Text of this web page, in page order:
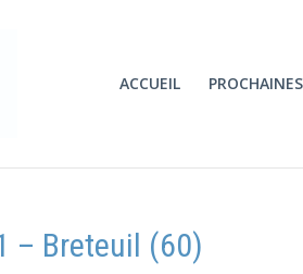
ACCUEIL
– Breteuil (60)